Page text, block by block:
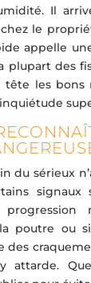
Il
le
appelle
plupart des
tête les bons
du sérieux
signaux
poutre ou
des
attarde.